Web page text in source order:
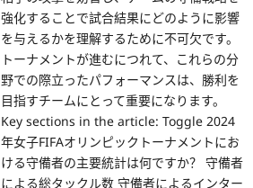
強化することで試合結果にどのように影響
を与えるかを理解するために不可欠です。
トーナメントが進むにつれて、これらの分
野での際立ったパフォーマンスは、勝利を
目指すチームにとって重要になります。
Key sections in the article: Toggle 2024
年女子FIFAオリンピックトーナメントにお
ける守備者の主要統計は何ですか？ 守備者
による総タックル数 守備者によるインター